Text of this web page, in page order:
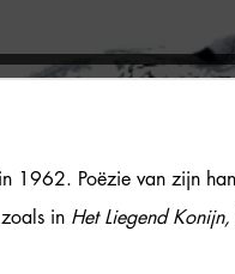
1962. Poëzie van zijn
in Het Liegend